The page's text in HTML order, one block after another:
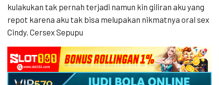
kulakukan tak pernah terjadi namun kin giliran aku yang
repot karena aku tak bisa melupakan nikmatnya oral sex
Cindy. Cersex Sepupu